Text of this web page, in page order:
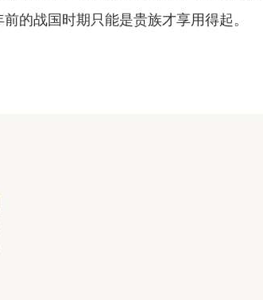
的战国时期只能是贵族才享用得起。